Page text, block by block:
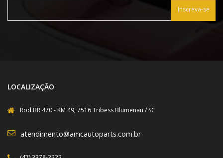
Inscreva-se
LOCALIZAÇÃO
Rod BR 470 - KM 49, 7516 Tribess Blumenau / SC
atendimento@amcautoparts.com.br